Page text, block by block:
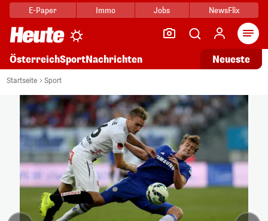
E-Paper Immo Jobs NewsFlix
ÖsterreichSportNachrichten Neueste
Startseite Sport